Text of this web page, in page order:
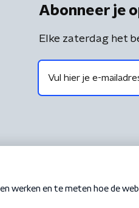
Abonneer je
Elke zaterdag het